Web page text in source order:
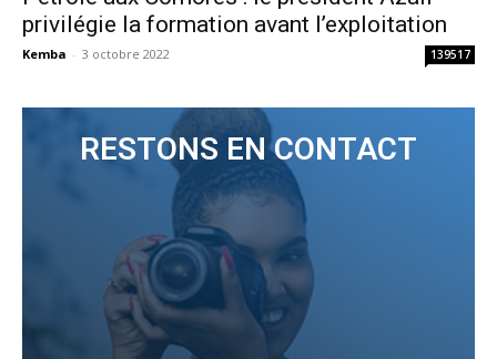
privilégie la formation avant l’exploitation
Kemba - 3 octobre 2022 139517
RESTONS EN CONTACT